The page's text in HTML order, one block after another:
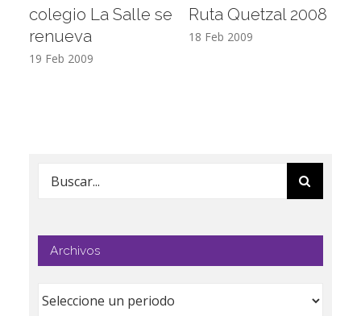
colegio La Salle se
renueva
19 Feb 2009
Ruta Quetzal 2008
18 Feb 2009
Buscar:
Archivos